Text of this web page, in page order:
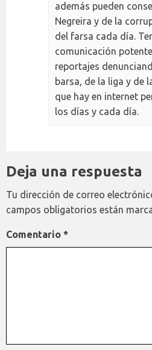
además pueden
Negreira y de la
del farsa cada día.
comunicación
reportajes
barsa, de la liga y de
que hay en internet
los días y cada día.
Deja una respuesta
Tu dirección de correo
campos obligatorios están
Comentario *